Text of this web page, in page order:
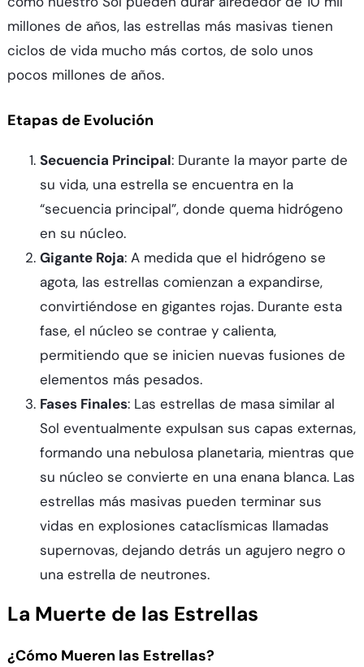
millones de años, las estrellas más masivas tienen
ciclos de vida mucho más cortos, de solo unos
pocos millones de años.
Etapas de Evolución
Secuencia Principal: Durante la mayor parte de
su vida, una estrella se encuentra en la
“secuencia principal”, donde quema hidrógeno
en su núcleo.
Gigante Roja: A medida que el hidrógeno se
agota, las estrellas comienzan a expandirse,
convirtiéndose en gigantes rojas. Durante esta
fase, el núcleo se contrae y calienta,
permitiendo que se inicien nuevas fusiones de
elementos más pesados.
Fases Finales: Las estrellas de masa similar al
Sol eventualmente expulsan sus capas externas,
formando una nebulosa planetaria, mientras que
su núcleo se convierte en una enana blanca. Las
estrellas más masivas pueden terminar sus
vidas en explosiones cataclísmicas llamadas
supernovas, dejando detrás un agujero negro o
una estrella de neutrones.
La Muerte de las Estrellas
¿Cómo Mueren las Estrellas?